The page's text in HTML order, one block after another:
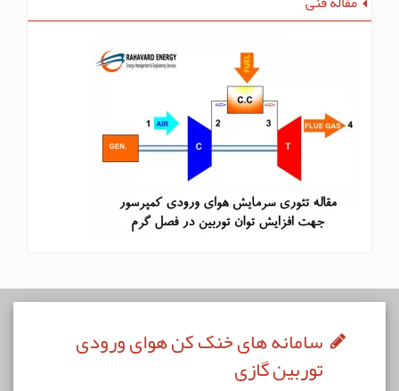
سامانه های خنک کن هوای ورودی
توربین گازی